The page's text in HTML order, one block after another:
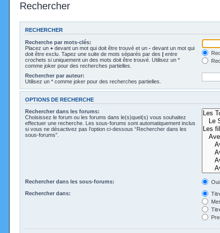
Rechercher
RECHERCHER
Recherche par mots-clés:
Placez un + devant un mot qui doit être trouvé et un - devant un mot qui
doit être exclu. Tapez une suite de mots séparés par des | entre
crochets si uniquement un des mots doit être trouvé. Utilisez un *
comme joker pour des recherches partielles.
Rechercher par auteur:
Utilisez un * comme joker pour des recherches partielles.
OPTIONS DE RECHERCHE
Rechercher dans les forums:
Choisissez le forum ou les forums dans le(s)quel(s) vous souhaitez
effectuer une recherche. Les sous-forums sont automatiquement inclus
si vous ne désactivez pas l’option ci-dessous “Rechercher dans les
sous-forums”.
Rechercher dans les sous-forums:
Oui
Rechercher dans: